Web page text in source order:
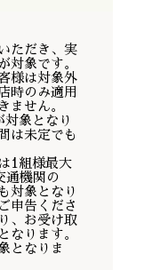
ただき、実
対象です。
様は対象外
時のみ適用
ません。
象となり
は未定でも
1組様最大
通機関の
対象となり
申告くださ
、お受け取
なります。
となりま